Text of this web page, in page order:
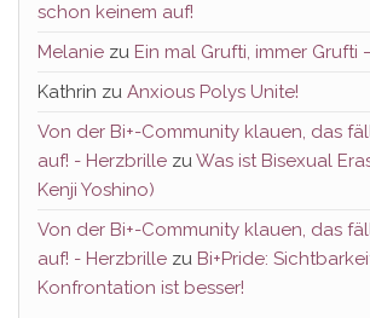
schon keinem auf!
Melanie zu Ein mal Grufti, immer Grufti
Kathrin zu Anxious Polys Unite!
Von der Bi+-Community klauen, das
auf! - Herzbrille zuWas ist Bisexual
Kenji Yoshino)
Von der Bi+-Community klauen, das
auf! - Herzbrille zu Bi+Pride:
Konfrontation ist besser!